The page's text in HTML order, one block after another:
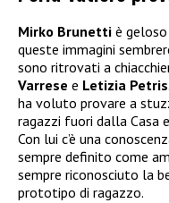
Mirko Brunetti è geloso
queste immagini
sono ritrovati a
Varrese e Letizia Petris
ha voluto provare a
ragazzi fuori dalla Casa
Con lui c’è una
sempre definito come
sempre riconosciuto la
prototipo di ragazzo.